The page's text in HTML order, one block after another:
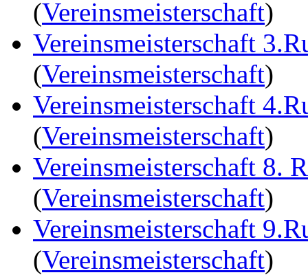
(Vereinsmeisterschaft)
Vereinsmeisterschaft
(Vereinsmeisterschaft)
Vereinsmeisterschaft
(Vereinsmeisterschaft)
Vereinsmeisterschaft 8.
(Vereinsmeisterschaft)
Vereinsmeisterschaft
(Vereinsmeisterschaft)